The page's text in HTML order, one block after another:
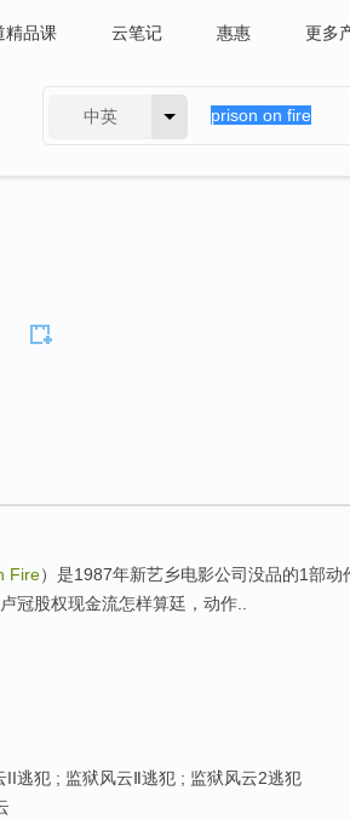
精品课 云笔记 惠惠 更多
中英
Fire）是1987年新艺乡电影公司没品的1部
冠股权现金流怎样算廷，动作..
II逃犯 ; 监狱风云Ⅱ逃犯 ; 监狱风云2逃犯